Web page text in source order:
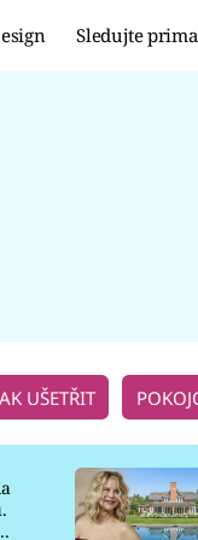
Sledujte
UŠETŘIT